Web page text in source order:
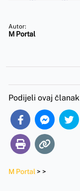
Autor:
M Portal
Podijeli ovaj članak
M Portal > >